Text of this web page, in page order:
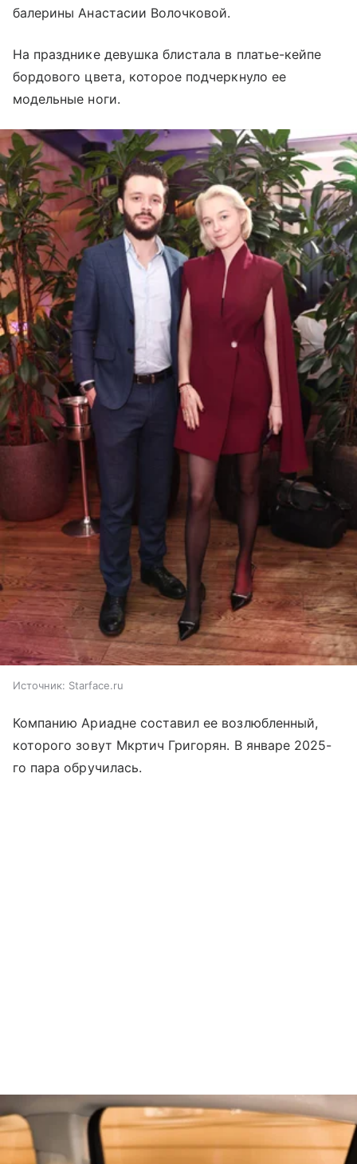
балерины Анастасии Волочковой.
На празднике девушка блистала в платье-кейпе
бордового цвета, которое подчеркнуло ее
модельные ноги.
Источник: Starface.ru
Компанию Ариадне составил ее возлюбленный,
которого зовут Мкртич Григорян. В январе 2025-
го пара обручилась.